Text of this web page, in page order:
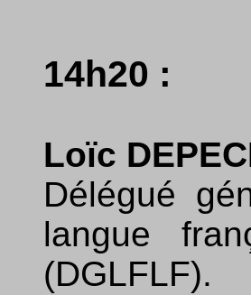
14h20 :
Loïc
Délégué
langue
(DGLFLF).